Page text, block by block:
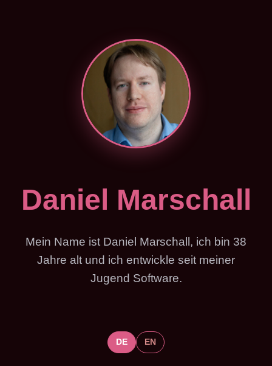
Daniel Marschall
Mein Name ist Daniel Marschall, ich bin 38
Jahre alt und ich entwickle seit meiner
Jugend Software.
DE EN